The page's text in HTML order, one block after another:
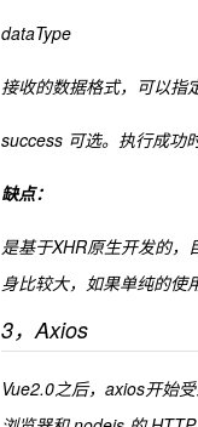
dataType
接收的数据格式，可以指
success 可选。执行成功
缺点：
是基于XHR原生开发的
身比较大，如果单纯的使
3，Axios
Vue2.0之后，axios开始